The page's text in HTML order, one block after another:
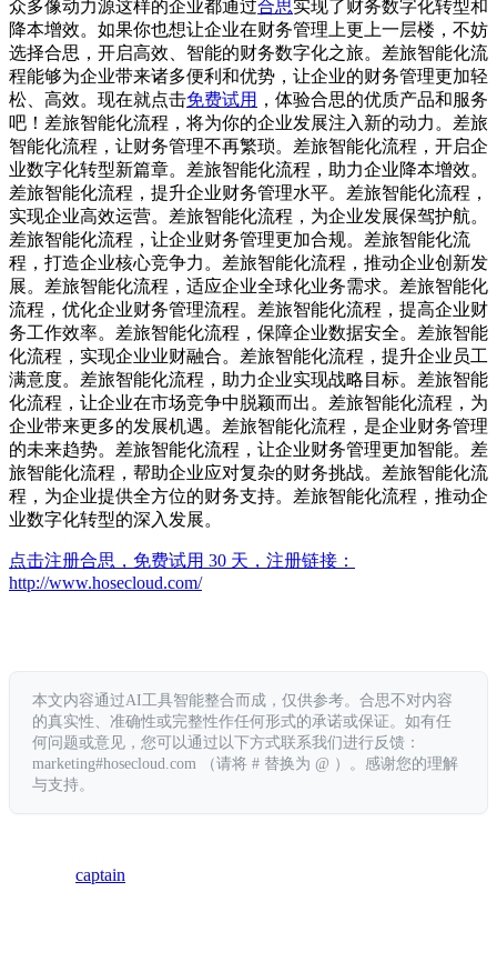
众多像动力源这样的企业都通过合思实现了财务数字化转型和
降本增效。如果你也想让企业在财务管理上更上一层楼，不妨
选择合思，开启高效、智能的财务数字化之旅。差旅智能化流
程能够为企业带来诸多便利和优势，让企业的财务管理更加轻
松、高效。现在就点击免费试用 ，体验合思的优质产品和服务
吧！差旅智能化流程，将为你的企业发展注入新的动力。差旅
智能化流程，让财务管理不再繁琐。差旅智能化流程，开启企
业数字化转型新篇章。差旅智能化流程，助力企业降本增效。
差旅智能化流程，提升企业财务管理水平。差旅智能化流程，
实现企业高效运营。差旅智能化流程，为企业发展保驾护航。
差旅智能化流程，让企业财务管理更加合规。差旅智能化流
程，打造企业核心竞争力。差旅智能化流程，推动企业创新发
展。差旅智能化流程，适应企业全球化业务需求。差旅智能化
流程，优化企业财务管理流程。差旅智能化流程，提高企业财
务工作效率。差旅智能化流程，保障企业数据安全。差旅智能
化流程，实现企业业财融合。差旅智能化流程，提升企业员工
满意度。差旅智能化流程，助力企业实现战略目标。差旅智能
化流程，让企业在市场竞争中脱颖而出。差旅智能化流程，为
企业带来更多的发展机遇。差旅智能化流程，是企业财务管理
的未来趋势。差旅智能化流程，让企业财务管理更加智能。差
旅智能化流程，帮助企业应对复杂的财务挑战。差旅智能化流
程，为企业提供全方位的财务支持。差旅智能化流程，推动企
业数字化转型的深入发展。
点击注册合思，免费试用 30 天，注册链接：
http://www.hosecloud.com/
本文内容通过AI工具智能整合而成，仅供参考。合思不对内容
的真实性、准确性或完整性作任何形式的承诺或保证。如有任
何问题或意见，您可以通过以下方式联系我们进行反馈：
marketing#hosecloud.com （请将 # 替换为 @ ）。感谢您的理解
与支持。
captain